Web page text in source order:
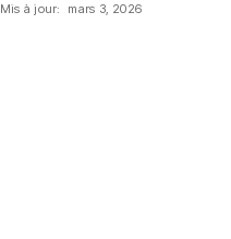
Mis à jour: mars 3, 2026